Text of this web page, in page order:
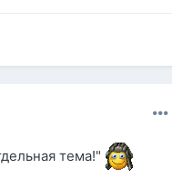
тема!"